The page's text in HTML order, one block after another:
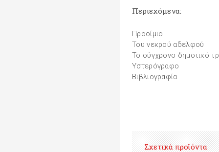
Περιεχόμενα:
Προοίμιο
Του νεκρού αδελφού
Το σύγχρονο δημοτικό
Υστερόγραφο
Βιβλιογραφία
Σχετικά προϊόντα